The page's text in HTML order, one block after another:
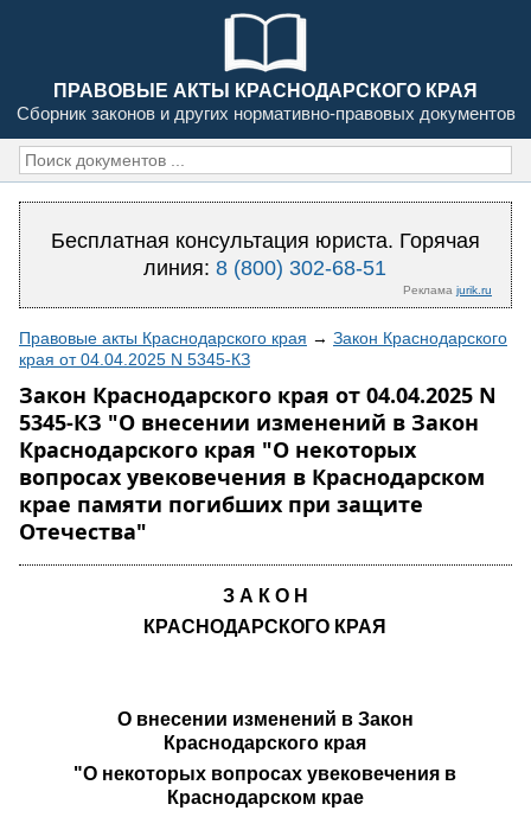
ПРАВОВЫЕ АКТЫ КРАСНОДАРСКОГО КРАЯ
Сборник законов и других нормативно-правовых документов
Бесплатная консультация юриста. Горячая
линия:8 (800) 302-68-51
Реклама jurik.ru
Правовые акты Краснодарского края → Закон Краснодарского
края от 04.04.2025 N 5345-КЗ
Закон Краснодарского края от 04.04.2025 N
5345-КЗ "О внесении изменений в Закон
Краснодарского края "О некоторых
вопросах увековечения в Краснодарском
крае памяти погибших при защите
Отечества"
З А К О Н
КРАСНОДАРСКОГО КРАЯ
О внесении изменений в Закон
Краснодарского края
"О некоторых вопросах увековечения в
Краснодарском крае